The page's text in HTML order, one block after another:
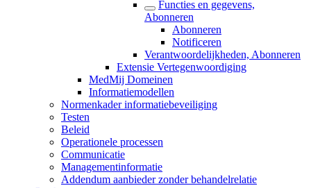
Functies en gegevens,
Abonneren
Abonneren
Notificeren
Verantwoordelijkheden, Abonneren
Extensie Vertegenwoordiging
MedMij Domeinen
Informatiemodellen
Normenkader informatiebeveiliging
Testen
Beleid
Operationele processen
Communicatie
Managementinformatie
Addendum aanbieder zonder behandelrelatie